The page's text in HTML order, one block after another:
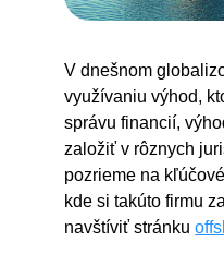
V dnešnom
využívaniu výhod,
správu financií,
založiť v rôznych
pozrieme na
kde si takúto firmu
navštíviť stránku